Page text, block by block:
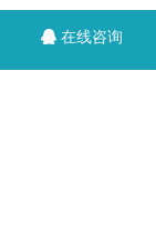
在线咨询